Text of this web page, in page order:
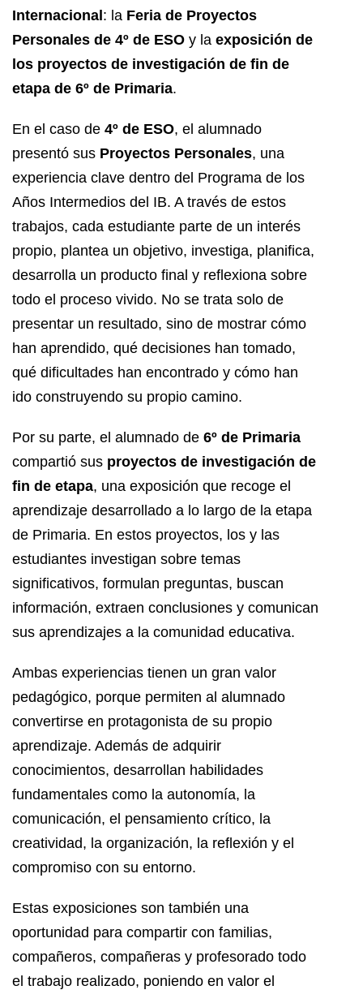
Internacional: la Feria de Proyectos
Personales de 4º de ESO y la exposición de
los proyectos de investigación de fin de
etapa de 6º de Primaria.
En el caso de 4º de ESO, el alumnado
presentó sus Proyectos Personales, una
experiencia clave dentro del Programa de los
Años Intermedios del IB. A través de estos
trabajos, cada estudiante parte de un interés
propio, plantea un objetivo, investiga, planifica,
desarrolla un producto final y reflexiona sobre
todo el proceso vivido. No se trata solo de
presentar un resultado, sino de mostrar cómo
han aprendido, qué decisiones han tomado,
qué dificultades han encontrado y cómo han
ido construyendo su propio camino.
Por su parte, el alumnado de 6º de Primaria
compartió sus proyectos de investigación de
fin de etapa, una exposición que recoge el
aprendizaje desarrollado a lo largo de la etapa
de Primaria. En estos proyectos, los y las
estudiantes investigan sobre temas
significativos, formulan preguntas, buscan
información, extraen conclusiones y comunican
sus aprendizajes a la comunidad educativa.
Ambas experiencias tienen un gran valor
pedagógico, porque permiten al alumnado
convertirse en protagonista de su propio
aprendizaje. Además de adquirir
conocimientos, desarrollan habilidades
fundamentales como la autonomía, la
comunicación, el pensamiento crítico, la
creatividad, la organización, la reflexión y el
compromiso con su entorno.
Estas exposiciones son también una
oportunidad para compartir con familias,
compañeros, compañeras y profesorado todo
el trabajo realizado, poniendo en valor el